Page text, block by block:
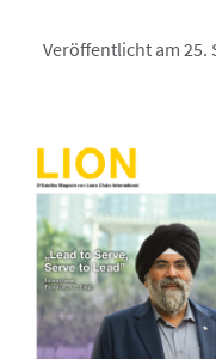
Veröffentlicht am 25.